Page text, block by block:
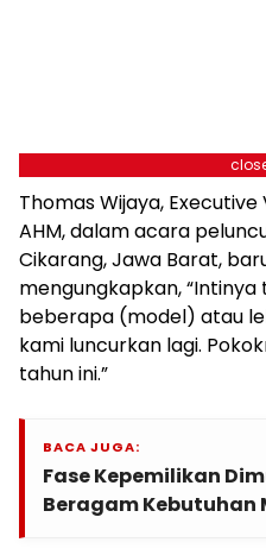
Thomas Wijaya,
AHM, dalam acara
Cikarang, Jawa Barat,
mengungkapkan, “Intinya
beberapa (model) atau
kami luncurkan lagi.
tahun ini.”
BACA JUGA:
Fase Kepemilikan
Beragam Kebutuhan